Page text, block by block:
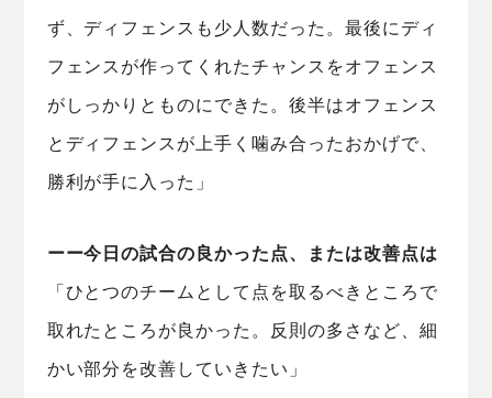
ず、ディフェンスも少人数だった。最後にディ
フェンスが作ってくれたチャンスをオフェンス
がしっかりとものにできた。後半はオフェンス
とディフェンスが上手く噛み合ったおかげで、
勝利が手に入った」
ーー今日の試合の良かった点、または改善点は
「ひとつのチームとして点を取るべきところで
取れたところが良かった。反則の多さなど、細
かい部分を改善していきたい」